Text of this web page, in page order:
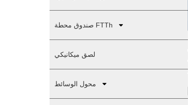
صندوق محطة FTTh
لصق ميكانيكي
محول الوسائط